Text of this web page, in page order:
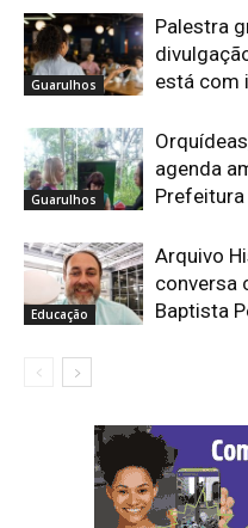
Guarulhos
Palestra
está com
Guarulhos
agenda
Educação
Arquivo
conversa
Baptista